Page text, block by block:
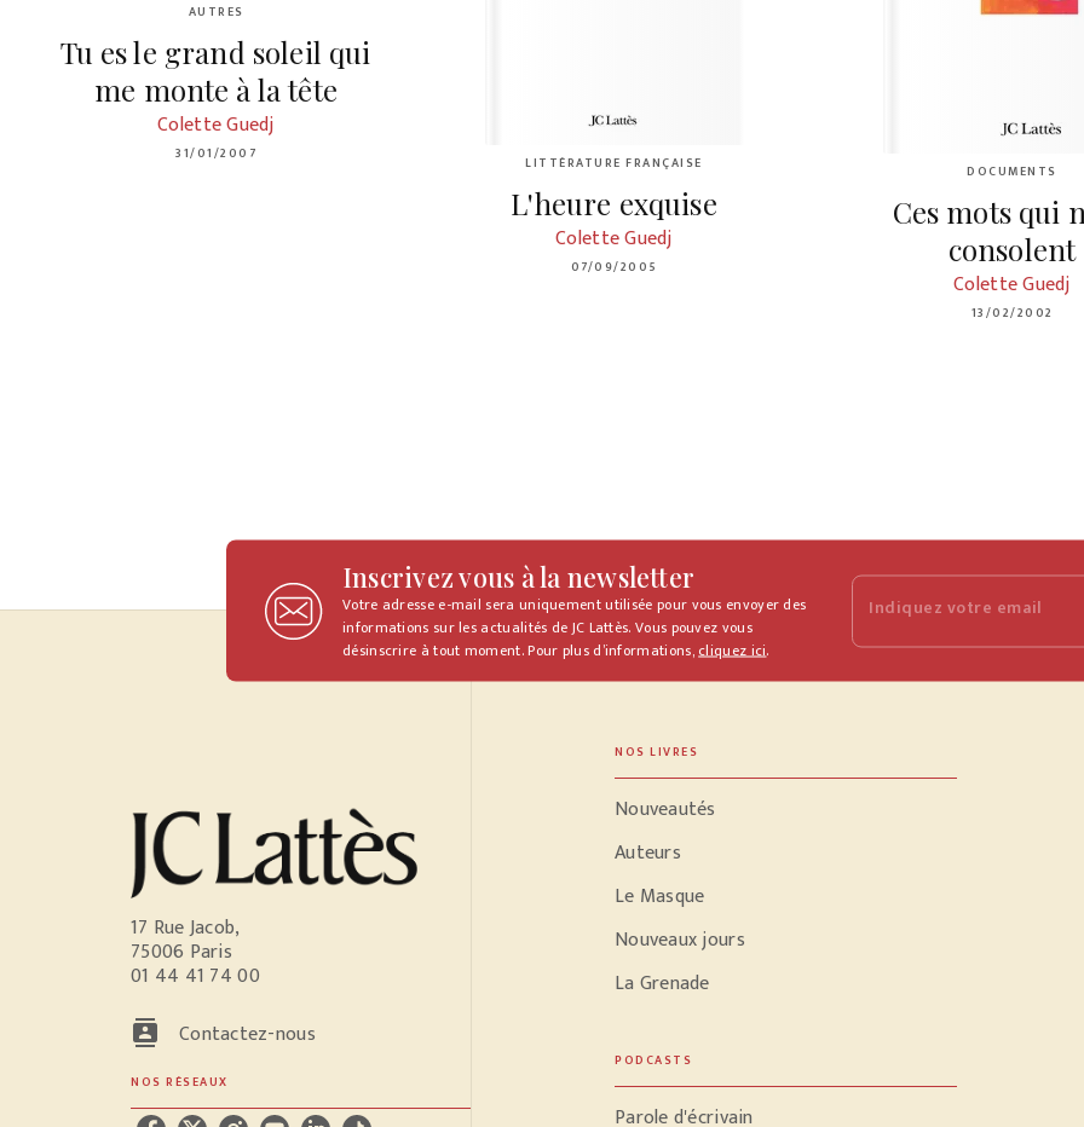
AUTRES
Tu es le grand soleil qui
me monte à la tête
Colette Guedj
31/01/2007 LITTÉRATURE FRANÇAISE
L'heure exquise
Colette Guedj
07/09/2005
DOCUMENTS
Ces mots qui
consolent
Colette Guedj
13/02/2002
Inscrivez vous à la newsletter
Votre adresse e-mail sera uniquement utilisée pour vous envoyer des
informations sur les actualités de JC Lattès. Vous pouvez vous
désinscrire à tout moment. Pour plus d’informations,cliquez ici.
Indiquez votre email
17 Rue Jacob,
75006 Paris
01 44 41 74 00
contacts Contactez-nous
NOS RÉSEAUX
NOS LIVRES
Nouveautés
Auteurs
Le Masque
Nouveaux jours
La Grenade
PODCASTS
Parole d'écrivain